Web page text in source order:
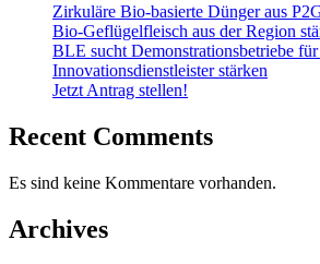
Zirkuläre Bio-basierte Dünger aus
Bio-Geflügelfleisch aus der Region
BLE sucht Demonstrationsbetriebe
Innovationsdienstleister stärken
Jetzt Antrag stellen!
Recent Comments
Es sind keine Kommentare vorhanden.
Archives